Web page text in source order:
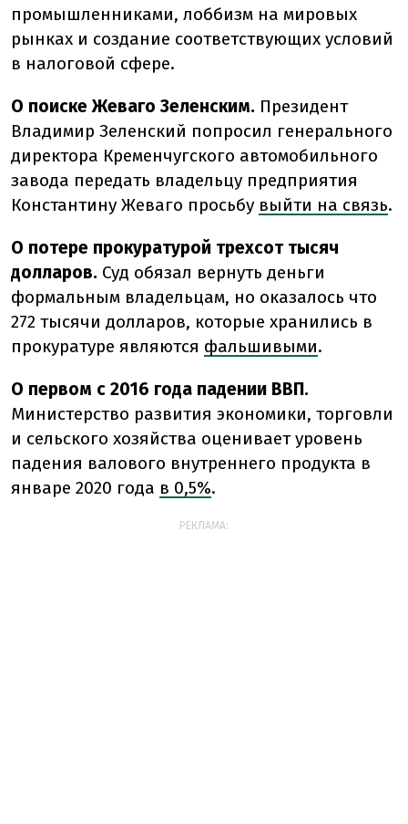
промышленниками, лоббизм на мировых
рынках и создание соответствующих условий
в налоговой сфере.
О поиске Жеваго Зеленским. Президент
Владимир Зеленский попросил генерального
директора Кременчугского автомобильного
завода передать владельцу предприятия
Константину Жеваго просьбу выйти на связь.
О потере прокуратурой трехсот тысяч
долларов. Суд обязал вернуть деньги
формальным владельцам, но оказалось что
272 тысячи долларов, которые хранились в
прокуратуре являются фальшивыми.
О первом с 2016 года падении ВВП.
Министерство развития экономики, торговли
и сельского хозяйства оценивает уровень
падения валового внутреннего продукта в
январе 2020 года в 0,5%.
РЕКЛАМА: